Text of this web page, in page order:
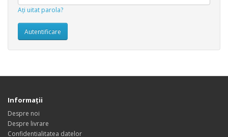
Ați uitat parola?
Informaţii
Despre noi
Despre livrare
Confidentialitatea datelor